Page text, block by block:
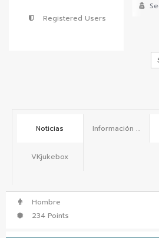
vKonnect
Notifications
Registered Users
Noticias Información básica
VKjukebox
Hombre
234 Points